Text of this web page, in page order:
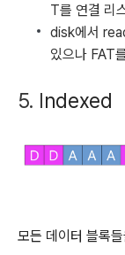
T를 연결 리
disk에서
있으나 FAT
5. Indexed
모든 데이터 블록